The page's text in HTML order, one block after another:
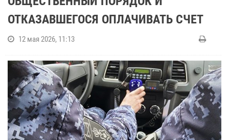
ОТКАЗАВШЕГОСЯ ОПЛАЧИВАТЬ СЧЕТ
12 мая 2026, 11:13